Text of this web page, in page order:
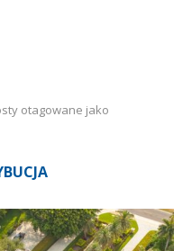
otagowane jako